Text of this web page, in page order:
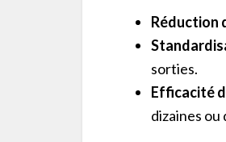
Réduction
sorties.
Efficacité
dizaines ou